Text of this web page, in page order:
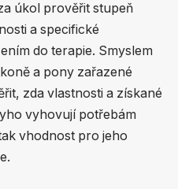
úkol prověřit stupeň
a specifické
do terapie. Smyslem
a pony zařazené
zda vlastnosti a získané
vyhovují potřebám
vhodnost pro jeho